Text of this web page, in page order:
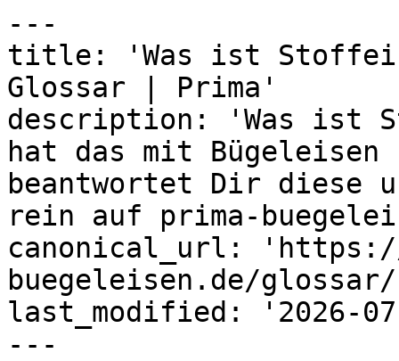
---
title: 'Was ist
Glossar | Prima'
description: 'Was ist
hat das mit Bügeleisen
beantwortet Dir diese
rein auf prima-
canonical_url: 'https://
buegeleisen.de/
last_modified: '2026-
---